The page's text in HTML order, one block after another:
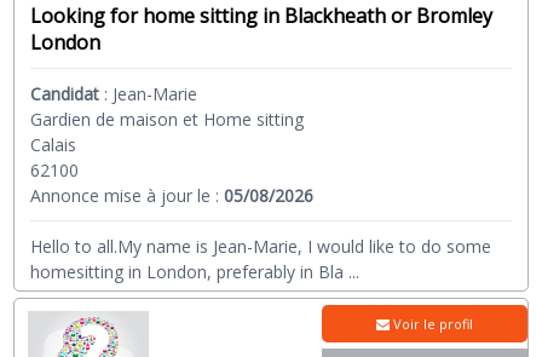
Looking for home sitting in Blackheath or Bromley
London
Candidat : Jean-Marie
Gardien de maison et Home sitting
Calais
62100
Annonce mise à jour le :05/08/2026
Hello to all.My name is Jean-Marie, I would like to do some
homesitting in London, preferably in Bla ...
Voir le profil